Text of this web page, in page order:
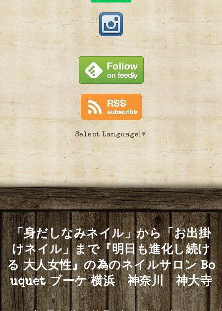
Select Language ▼
「身だしなみネイル」から「お出掛
けネイル」まで『明日も進化し続け
る 大人女性』の為のネイルサロン Bo
uquet ブーケ 横浜 神奈川 神大寺